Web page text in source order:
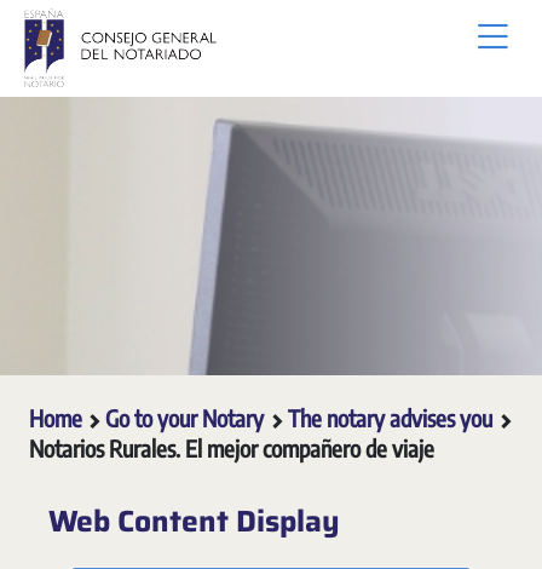
Skip to Main Content
Home Go to your Notary
The notary advises you
Notarios Rurales. El mejor compañero de viaje
Web Content Display